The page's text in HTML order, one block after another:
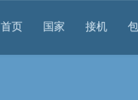
首页 国家 接机